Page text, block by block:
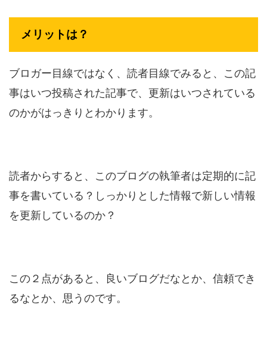
メリットは？
ブロガー目線ではなく、読者目線でみると、この記
事はいつ投稿された記事で、更新はいつされている
のかがはっきりとわかります。
読者からすると、このブログの執筆者は定期的に記
事を書いている？しっかりとした情報で新しい情報
を更新しているのか？
この２点があると、良いブログだなとか、信頼でき
るなとか、思うのです。